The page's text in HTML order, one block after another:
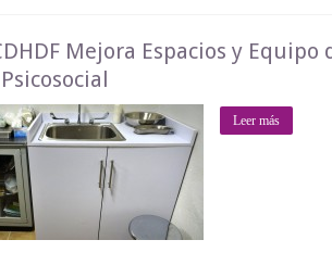
Mejora Espacios y
Leer más